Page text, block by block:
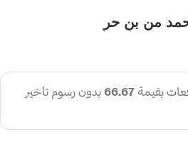
من بن حر